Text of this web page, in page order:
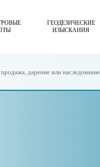
ГЕОДЕЗИЧЕСКИЕ
ИЗЫСКАНИЯ
дарение или